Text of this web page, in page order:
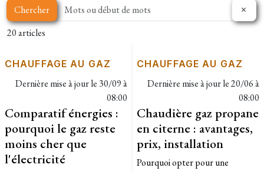
Chercher
20 articles
CHAUFFAGE AU GAZ
Dernière mise à jour le 30/09 à
08:00
Comparatif énergies :
pourquoi le gaz reste
moins cher que
l'électricité
CHAUFFAGE AU GAZ
Dernière mise à jour le20/06 à
08:00
Chaudière gaz propane
en citerne : avantages,
prix, installation
Pourquoi opter pour une